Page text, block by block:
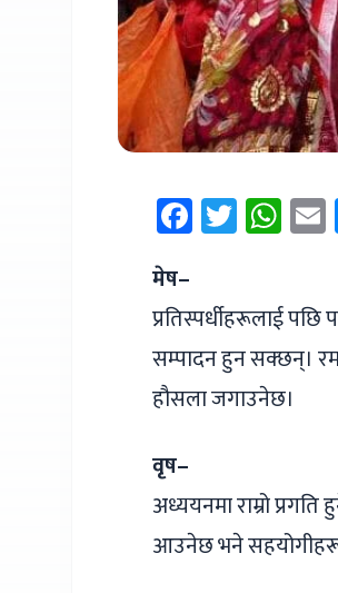
Facebook
मेष–
प्रतिस्पर्धीहरूलाई
सम्पादन हुन सक्छन्।
हौसला जगाउनेछ।
वृष–
अध्ययनमा राम्रो
आउनेछ भने सहयोगीहरू